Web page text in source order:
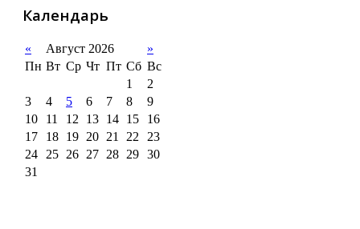
Календарь
« Август 2026
»
Пн Вт Ср Чт Пт Сб Вс
1
2
3
4 5 6 7 8
9
10
11 12 13 14 15
16
17
18 19 20 21 22 23
24 25 26 27 28 29 30
31